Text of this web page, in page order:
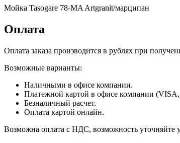
Мойка Tasogare 78-MA Artgranit/марципан
Оплата
Оплата заказа производится в рублях при
Возможные варианты:
Наличными в офисе компании.
Платежной картой в офисе компании
Безналичный расчет.
Оплата картой онлайн.
Возможна оплата с НДС, возможность уточняйте